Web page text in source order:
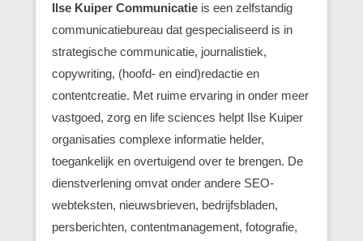
Ilse Kuiper Communicatie is een zelfstandig
communicatiebureau dat gespecialiseerd is in
strategische communicatie, journalistiek,
copywriting, (hoofd- en eind)redactie en
contentcreatie. Met ruime ervaring in onder meer
vastgoed, zorg en life sciences helpt Ilse Kuiper
organisaties complexe informatie helder,
toegankelijk en overtuigend over te brengen. De
dienstverlening omvat onder andere SEO-
webteksten, nieuwsbrieven, bedrijfsbladen,
persberichten, contentmanagement, fotografie,